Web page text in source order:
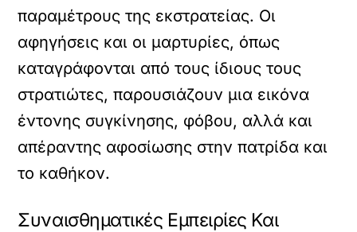
παραμέτρους της εκστρατείας. Οι
αφηγήσεις και οι μαρτυρίες, όπως
καταγράφονται από τους ίδιους τους
στρατιώτες, παρουσιάζουν μια εικόνα
έντονης συγκίνησης, φόβου, αλλά και
απέραντης αφοσίωσης στην πατρίδα και
το καθήκον.
Συναισθηματικές Εμπειρίες Και